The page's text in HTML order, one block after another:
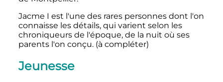
Jacme I est l'une des rares personnes dont l'on
connaisse les détails, qui varient selon les
chroniqueurs de l'époque, de la nuit où ses
parents l'on conçu. (à compléter)
Jeunesse